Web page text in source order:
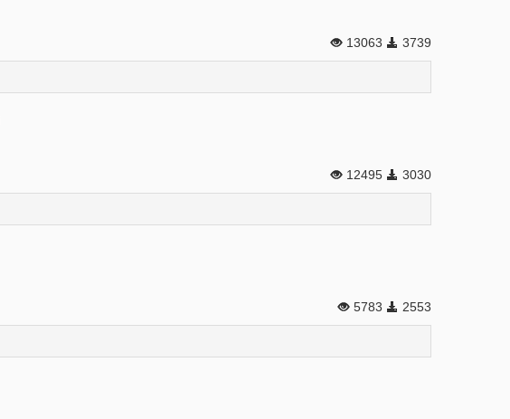
13063 3739
12495 3030
5783 2553